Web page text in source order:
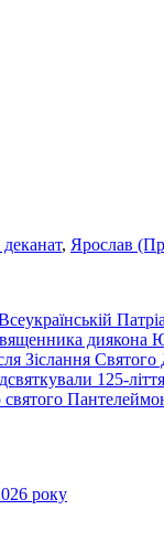
, Ярослав
диякона
Зіслання
125-
року